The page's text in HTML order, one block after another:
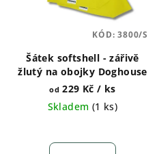
Šátek softshell - zářivě
žlutý na obojky Doghouse
od 229 Kč/ ks
Skladem (1 ks)
KÓD:3800/S